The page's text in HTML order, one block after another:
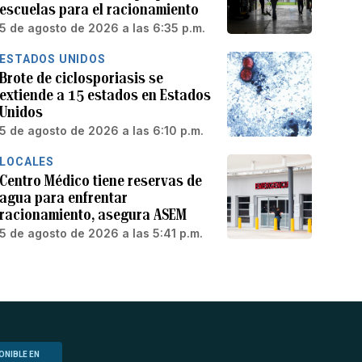
escuelas para el racionamiento
5 de agosto de 2026 a las 6:35 p.m.
ESTADOS UNIDOS
Brote de ciclosporiasis se
extiende a 15 estados en Estados
Unidos
5 de agosto de 2026 a las 6:10 p.m.
LOCALES
Centro Médico tiene reservas de
agua para enfrentar
racionamiento, asegura ASEM
5 de agosto de 2026 a las 5:41 p.m.
EN